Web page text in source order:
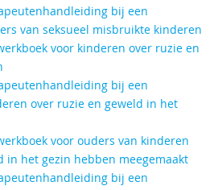
bij een
van seksueel misbruikte kinderen
voor kinderen over ruzie en
bij een
over ruzie en geweld in het
voor ouders van kinderen
in het gezin hebben meegemaakt
bij een